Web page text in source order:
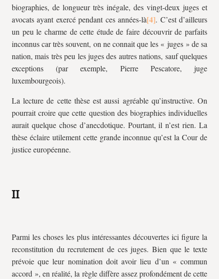
biographies, de longueur très inégale, des vingt-deux juges et
avocats ayant exercé pendant ces années-là
. C’est d’ailleurs
un peu le charme de cette étude de faire découvrir de parfaits
inconnus car très souvent, on ne connait que les « juges » de sa
nation, mais très peu les juges des autres nations, sauf quelques
exceptions (par exemple, Pierre Pescatore, juge
luxembourgeois).
La lecture de cette thèse est aussi agréable qu’instructive. On
pourrait croire que cette question des biographies individuelles
aurait quelque chose d’anecdotique. Pourtant, il n’est rien. La
thèse éclaire utilement cette grande inconnue qu’est la Cour de
justice européenne.
II
Parmi les choses les plus intéressantes découvertes ici figure la
reconstitution du recrutement de ces juges. Bien que le texte
prévoie que leur nomination doit avoir lieu d’un « commun
accord », en réalité, la règle diffère assez profondément de cette